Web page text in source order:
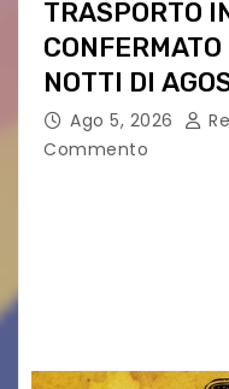
TRASPORTO
NOTTI DI
PERCORSI,
Ago 5, 2026
Commento